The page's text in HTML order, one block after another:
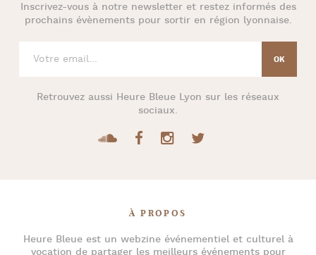
Inscrivez-vous à notre newsletter et restez informés des
prochains évènements pour sortir en région lyonnaise.
Retrouvez aussi Heure Bleue Lyon sur les réseaux
sociaux.
À PROPOS
Heure Bleueest un webzine événementiel et culturel à
vocation de partager les meilleurs événements pour